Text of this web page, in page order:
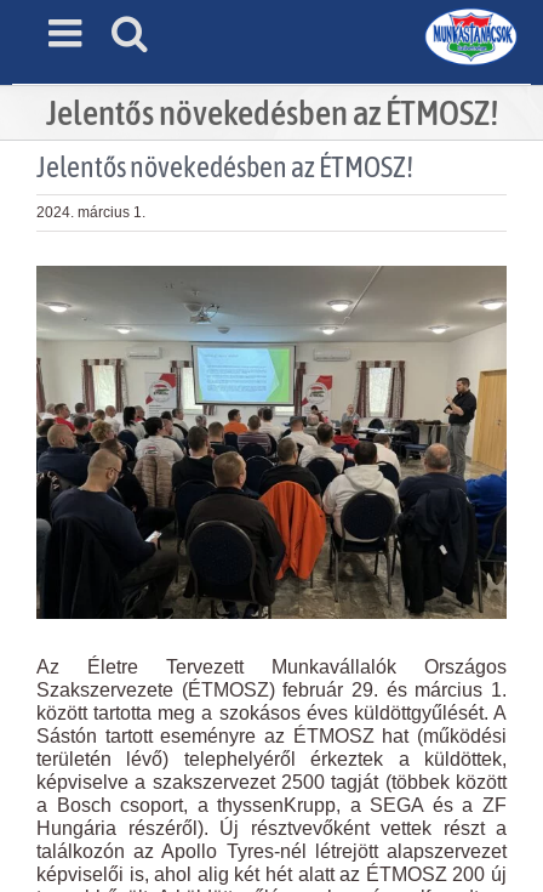
Jelentős növekedésben az ÉTMOSZ!
Jelentős növekedésben az ÉTMOSZ!
2024. március 1.
Larger
Image
Az Életre Tervezett Munkavállalók Országos
Szakszervezete (ÉTMOSZ) február 29. és március 1.
között tartotta meg a szokásos éves küldöttgyűlését. A
Sástón tartott eseményre az ÉTMOSZ hat (működési
területén lévő) telephelyéről érkeztek a küldöttek,
képviselve a szakszervezet 2500 tagját (többek között
a Bosch csoport, a thyssenKrupp, a SEGA és a ZF
Hungária részéről). Új résztvevőként vettek részt a
találkozón az Apollo Tyres-nél létrejött alapszervezet
képviselői is, ahol alig két hét alatt az ÉTMOSZ 200 új